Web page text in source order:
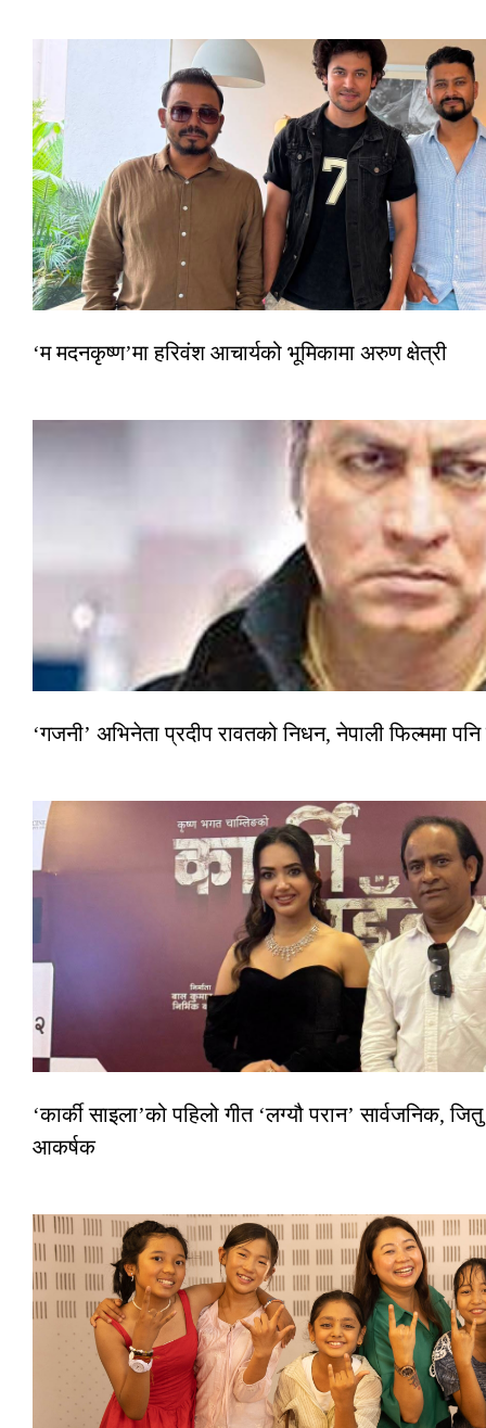
‘म मदनकृष्ण’मा हरिवंश आचार्यको भूमिकामा अरुण क्षेत्री
‘गजनी’ अभिनेता प्रदीप रावतको निधन, नेपाली फिल्ममा
‘कार्की साइला’को पहिलो गीत ‘लग्यौ परान’ सार्वजनिक,
आकर्षक